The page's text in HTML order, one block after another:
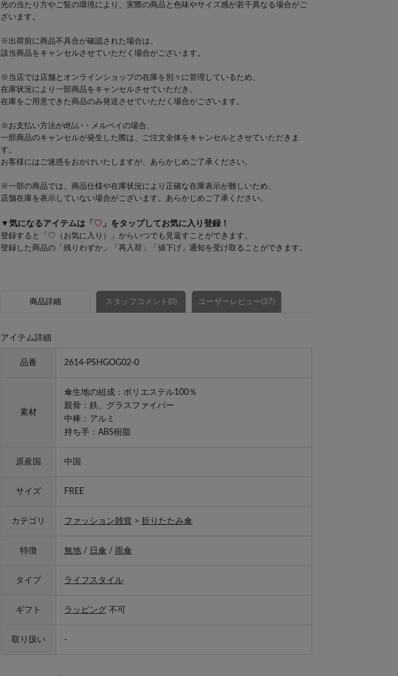
光の当たり方やご覧の環境により、実際の商品と色味やサイズ感が若干異なる場合がご
ざいます。
※出荷前に商品不具合が確認された場合は、
該当商品をキャンセルさせていただく場合がございます。
※当店では店舗とオンラインショップの在庫を別々に管理しているため、
在庫状況により一部商品をキャンセルさせていただき、
在庫をご用意できた商品のみ発送させていただく場合がございます。
※お支払い方法がd払い・メルペイの場合、
一部商品のキャンセルが発生した際は、ご注文全体をキャンセルとさせていただきま
す。
お客様にはご迷惑をおかけいたしますが、あらかじめご了承ください。
※一部の商品では、商品仕様や在庫状況により正確な在庫表示が難しいため、
店舗在庫を表示していない場合がございます。あらかじめご了承ください。
▼気になるアイテムは「 ♡ 」をタップしてお気に入り登録！
登録すると「♡（お気に入り）」からいつでも見返すことができます。
登録した商品の「残りわずか」「再入荷」「値下げ」通知を受け取ることができます。
商品詳細 スタッフコメント(0) ユーザーレビュー(37)
アイテム詳細
品番 2614-PSHGOG02-0
素材
傘生地の組成：ポリエステル100％
親骨：鉄、グラスファイバー
中棒：アルミ
持ち手：ABS樹脂
原産国 中国
サイズ FREE
カテゴリ ファッション雑貨 > 折りたたみ傘
特徴 無地 / 日傘 / 雨傘
タイプ ライフスタイル
ギフト ラッピング 不可
取り扱い -